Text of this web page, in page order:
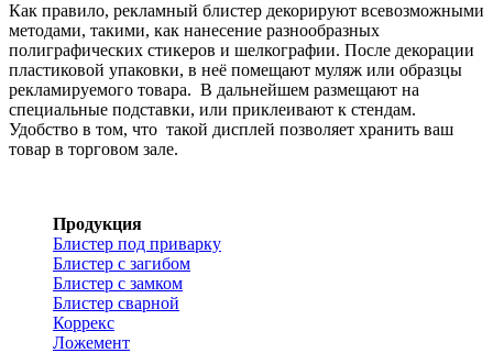
Как правило, рекламный блистер декорируют всевозможными
методами, такими, как нанесение разнообразных
полиграфических стикеров и шелкографии. После декорации
пластиковой упаковки, в неё помещают муляж или образцы
рекламируемого товара. В дальнейшем размещают на
специальные подставки, или приклеивают к стендам.
Удобство в том, что такой дисплей позволяет хранить ваш
товар в торговом зале.
Продукция
Блистер под приварку
Блистер с загибом
Блистер с замком
Блистер сварной
Коррекс
Ложемент